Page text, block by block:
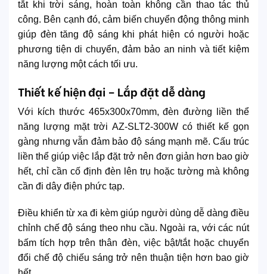
tắt khi trời sáng, hoàn toàn không cần thao tác thủ
công. Bên cạnh đó, cảm biến chuyển động thông minh
giúp đèn tăng độ sáng khi phát hiện có người hoặc
phương tiện di chuyển, đảm bảo an ninh và tiết kiệm
năng lượng một cách tối ưu.
Thiết kế hiện đại – Lắp đặt dễ dàng
Với kích thước 465x300x70mm, đèn đường liền thể
năng lượng mặt trời AZ-SLT2-300W có thiết kế gọn
gàng nhưng vẫn đảm bảo độ sáng mạnh mẽ. Cấu trúc
liền thể giúp việc lắp đặt trở nên đơn giản hơn bao giờ
hết, chỉ cần cố định đèn lên trụ hoặc tường mà không
cần đi dây điện phức tạp.
Điều khiển từ xa đi kèm giúp người dùng dễ dàng điều
chỉnh chế độ sáng theo nhu cầu. Ngoài ra, với các nút
bấm tích hợp trên thân đèn, việc bật/tắt hoặc chuyển
đổi chế độ chiếu sáng trở nên thuận tiện hơn bao giờ